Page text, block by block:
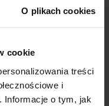
O plikach cookies
cookie
treści
i
Informacje o tym, jak